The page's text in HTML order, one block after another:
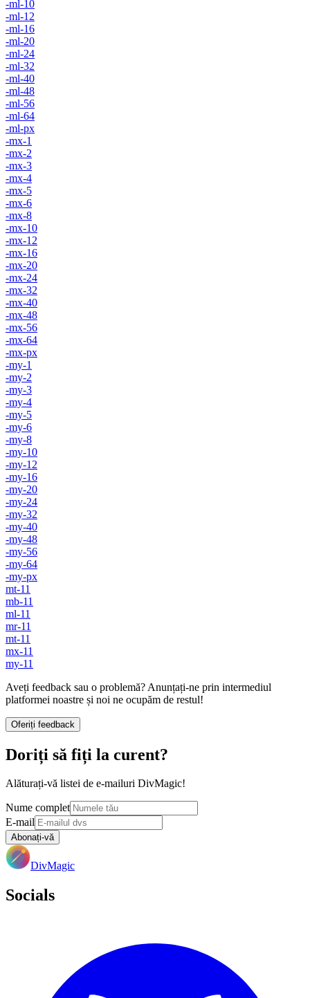
-ml-10
-ml-12
-ml-16
-ml-20
-ml-24
-ml-32
-ml-40
-ml-48
-ml-56
-ml-64
-ml-px
-mx-1
-mx-2
-mx-3
-mx-4
-mx-5
-mx-6
-mx-8
-mx-10
-mx-12
-mx-16
-mx-20
-mx-24
-mx-32
-mx-40
-mx-48
-mx-56
-mx-64
-mx-px
-my-1
-my-2
-my-3
-my-4
-my-5
-my-6
-my-8
-my-10
-my-12
-my-16
-my-20
-my-24
-my-32
-my-40
-my-48
-my-56
-my-64
-my-px
mt-11
mb-11
ml-11
mr-11
mt-11
mx-11
my-11
Aveți feedback sau o problemă? Anunțați-ne prin intermediul
platformei noastre și noi ne ocupăm de restul!
Oferiți feedback
Doriți să fiți la curent?
Alăturați-vă listei de e-mailuri DivMagic!
Nume complet
E-mail
Abonați-vă
DivMagic
Socials